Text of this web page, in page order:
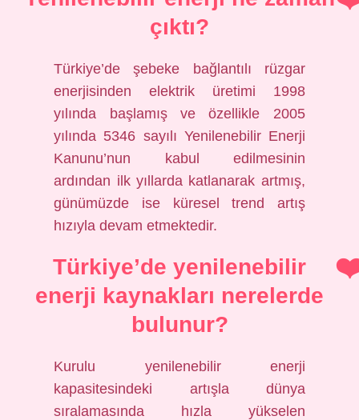
çıktı?
Türkiye’de şebeke bağlantılı rüzgar
enerjisinden elektrik üretimi 1998
yılında başlamış ve özellikle 2005
yılında 5346 sayılı Yenilenebilir Enerji
Kanunu’nun kabul edilmesinin
ardından ilk yıllarda katlanarak artmış,
günümüzde ise küresel trend artış
hızıyla devam etmektedir.
Türkiye’de yenilenebilir
enerji kaynakları nerelerde
bulunur?
Kurulu yenilenebilir enerji
kapasitesindeki artışla dünya
sıralamasında hızla yükselen